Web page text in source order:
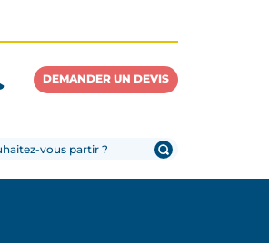
DEMANDER UN DEVIS